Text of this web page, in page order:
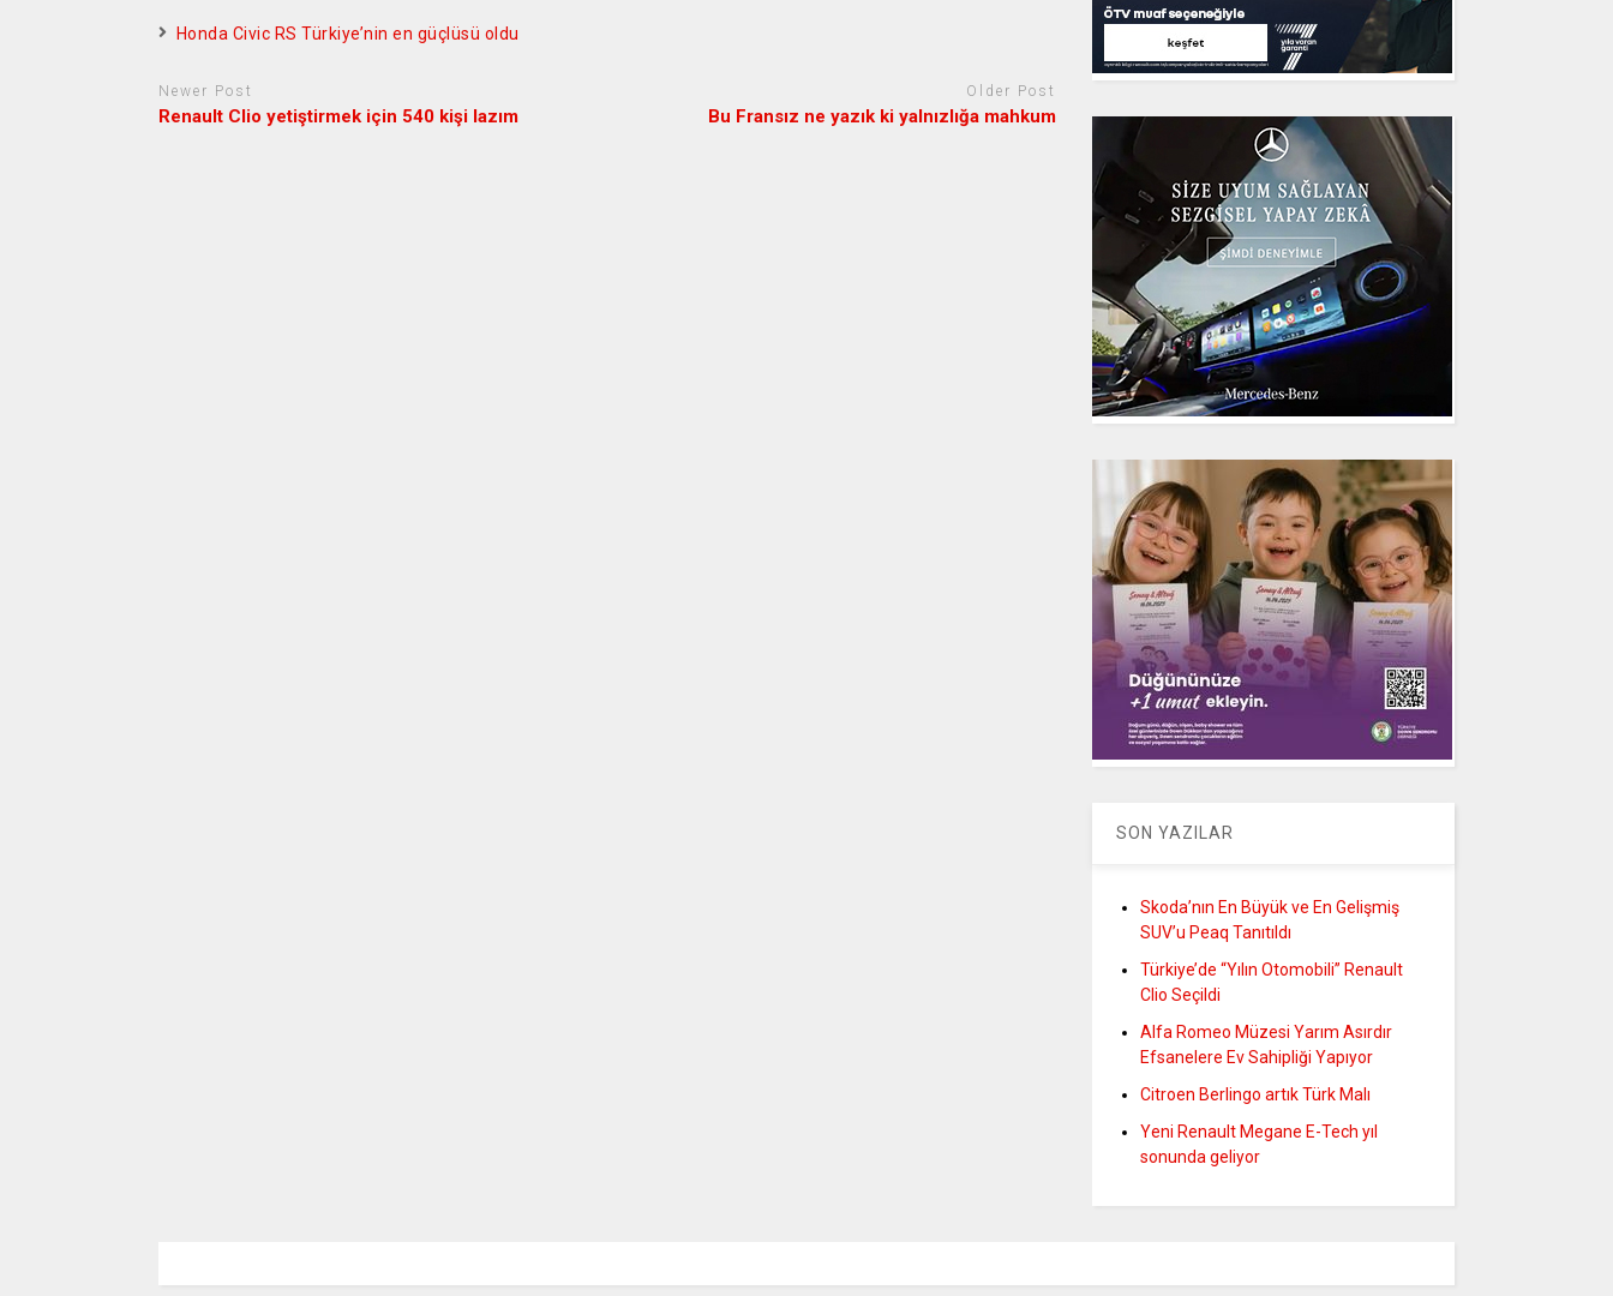
Honda Civic RS Türkiye’nin en güçlüsü oldu
Newer Post
Renault Clio yetiştirmek için 540 kişi lazım
Older Post
Bu Fransız ne yazık ki yalnızlığa mahkum
SON YAZILAR
Skoda’nın En Büyük ve En Gelişmiş
SUV’u Peaq Tanıtıldı
Türkiye’de “Yılın Otomobili” Renault
Clio Seçildi
Alfa Romeo Müzesi Yarım Asırdır
Efsanelere Ev Sahipliği Yapıyor
Citroen Berlingo artık Türk Malı
Yeni Renault Megane E-Tech yıl
sonunda geliyor